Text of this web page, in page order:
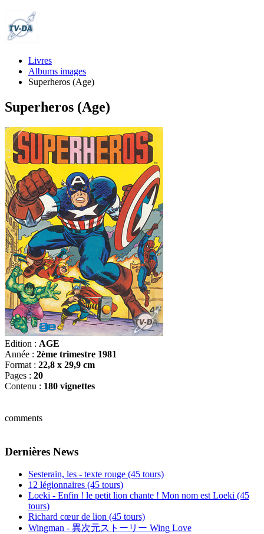
Livres
Albums images
Superheros (Age)
Superheros (Age)
Edition : AGE
Année : 2ème trimestre 1981
Format : 22,8 x 29,9 cm
Pages : 20
Contenu : 180 vignettes
comments
Dernières News
Sesterain, les - texte rouge (45 tours)
12 légionnaires (45 tours)
Loeki - Enfin ! le petit lion chante ! Mon nom est Loeki (45
tours)
Richard cœur de lion (45 tours)
Wingman - 異次元ストーリー Wing Love